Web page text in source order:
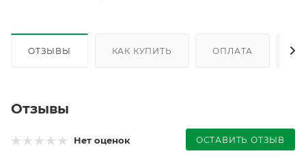
ОТЗЫВЫ КАК КУПИТЬ ОПЛАТА
Отзывы
Нет оценок ОСТАВИТЬ ОТЗЫВ